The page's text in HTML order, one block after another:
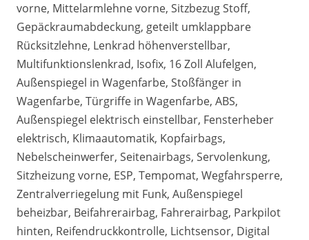
vorne, Mittelarmlehne vorne, Sitzbezug Stoff,
Gepäckraumabdeckung, geteilt umklappbare
Rücksitzlehne, Lenkrad höhenverstellbar,
Multifunktionslenkrad, Isofix, 16 Zoll Alufelgen,
Außenspiegel in Wagenfarbe, Stoßfänger in
Wagenfarbe, Türgriffe in Wagenfarbe, ABS,
Außenspiegel elektrisch einstellbar, Fensterheber
elektrisch, Klimaautomatik, Kopfairbags,
Nebelscheinwerfer, Seitenairbags, Servolenkung,
Sitzheizung vorne, ESP, Tempomat, Wegfahrsperre,
Zentralverriegelung mit Funk, Außenspiegel
beheizbar, Beifahrerairbag, Fahrerairbag, Parkpilot
hinten, Reifendruckkontrolle, Lichtsensor, Digital